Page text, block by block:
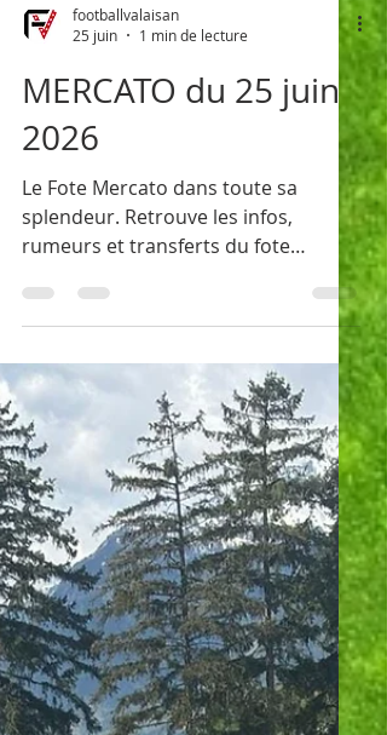
1 min de lecture
MERCATO du 25 juin
2026
Le Fote Mercato dans toute sa
splendeur. Retrouve les infos,
rumeurs et transferts du fote